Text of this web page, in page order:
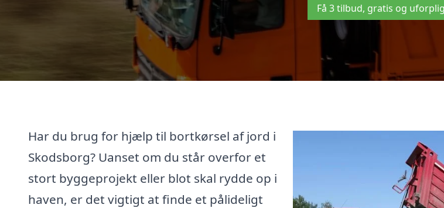
Få 3 tilbud, gratis og
Har du brug for hjælp til bortkørsel af jord i
Skodsborg? Uanset om du står overfor et
stort byggeprojekt eller blot skal rydde op i
haven, er det vigtigt at finde et pålideligt